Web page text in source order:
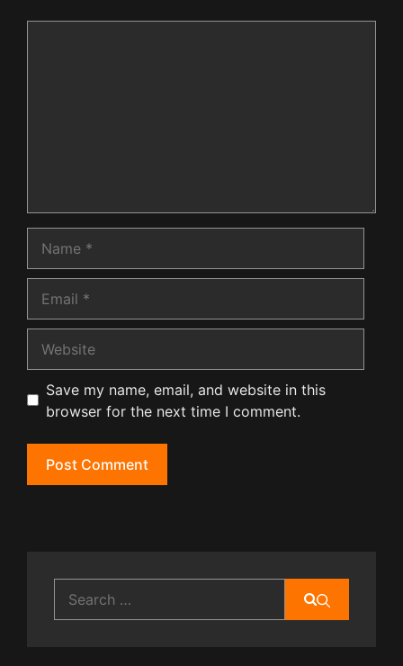
Save my name, email, and website in this
browser for the next time I comment.
for: